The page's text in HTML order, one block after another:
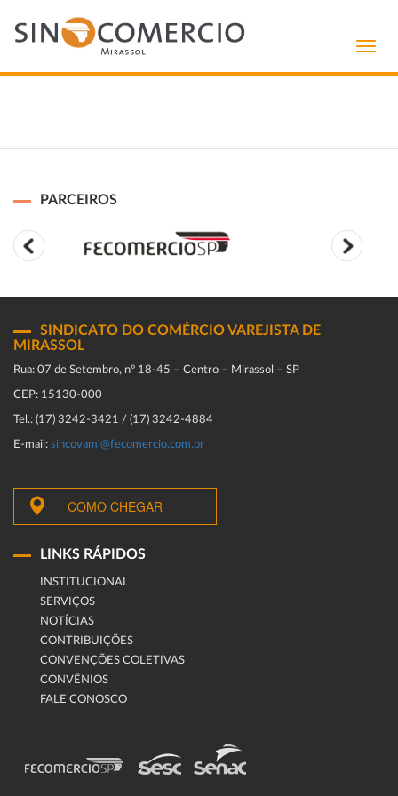
PARCEIROS
SINDICATO DO COMÉRCIO VAREJISTA DE
MIRASSOL
Rua: 07 de Setembro, n° 18-45 – Centro – Mirassol – SP
CEP: 15130-000
Tel.: (17) 3242-3421 / (17) 3242-4884
E-mail: sincovami@fecomercio.com.br
COMO CHEGAR
LINKS RÁPIDOS
INSTITUCIONAL
SERVIÇOS
NOTÍCIAS
CONTRIBUIÇÕES
CONVENÇÕES COLETIVAS
CONVÊNIOS
FALE CONOSCO